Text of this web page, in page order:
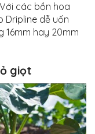
Với các bồn hoa
Dripline dễ uốn
16mm hay 20mm
giọt